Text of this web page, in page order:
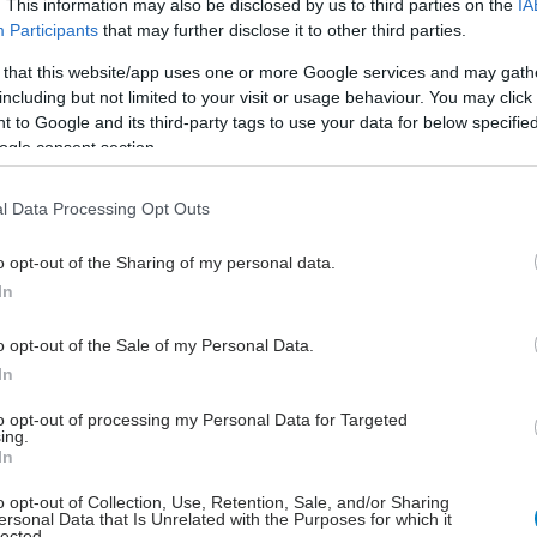
This information may also be disclosed by us to third parties on the
Participants that may further disclose it to other third parties.
that this website/app uses one or more Google services and may
but not limited to your visit or usage behaviour. You may
to Google and its third-party tags to use your data for below
consent section.
Data Processing Opt Outs
opt-out of the Sharing of my personal data.
opt-out of the Sale of my Personal Data.
opt-out of processing my Personal Data for Targeted
opt-out of Collection, Use, Retention, Sale, and/or Sharing
Data that Is Unrelated with the Purposes for which it
Σε ύφεση οι ιώσεις του αναπνευστικού -
γίνεται στην Ελλάδα
κινούνται στην κοινότητα και στα νοσοκομεία γρίπη,
και κορωνοϊός. Τι αναφέρουν ειδικοί του Ευρωπαϊκού
Ελέγχου Νοσημάτων.
τα παιδιά νιώθουν εξάντληση μετά από τις
τη διάρκεια μιας λοίμωξης, το ανοσοποιητικό σύστημα
για να καταπολεμήσει τον ιό ή το βακτήριο.
19 Ιανουαρίου 2026, 12:30